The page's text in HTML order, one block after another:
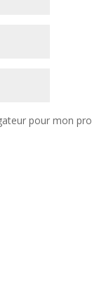
pour mon